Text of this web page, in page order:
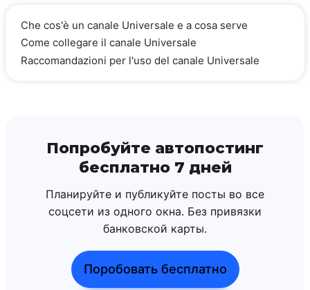
Che cos'è un canale Universale e a cosa serve
Come collegare il canale Universale
Raccomandazioni per l'uso del canale Universale
Попробуйте автопостинг
бесплатно 7 дней
Планируйте и публикуйте посты во все
соцсети из одного окна. Без привязки
банковской карты.
Поробовать бесплатно